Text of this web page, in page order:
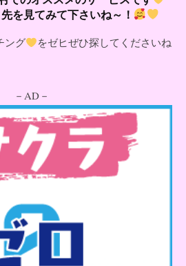
を見てみて下さいね～！
ング
をゼヒぜひ探してくださいね
－AD－